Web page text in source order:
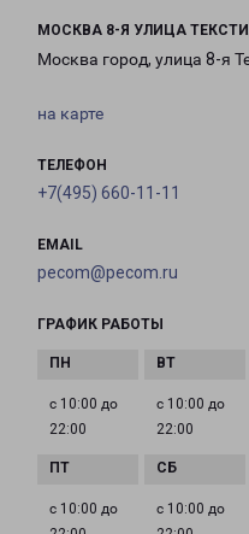
МОСКВА 8-Я УЛИЦА
Москва город, улица 8-я
на карте
ТЕЛЕФОН
+7(495) 660-11-11
EMAIL
pecom@pecom.ru
ГРАФИК РАБОТЫ
с 10:00 до
22:00
с 10:00 до
22:00
с 10:00 до
с 10:00 до